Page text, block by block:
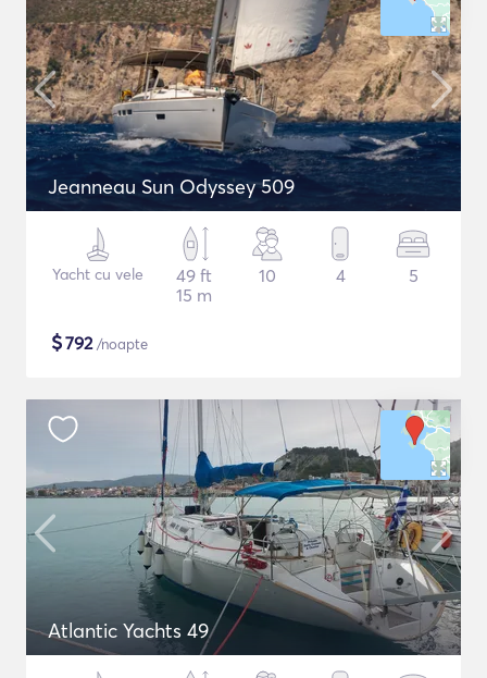
Jeanneau Sun Odyssey 509
Yacht cu vele
49 ft
15 m
10 4 5
$792/noapte
Atlantic Yachts 49